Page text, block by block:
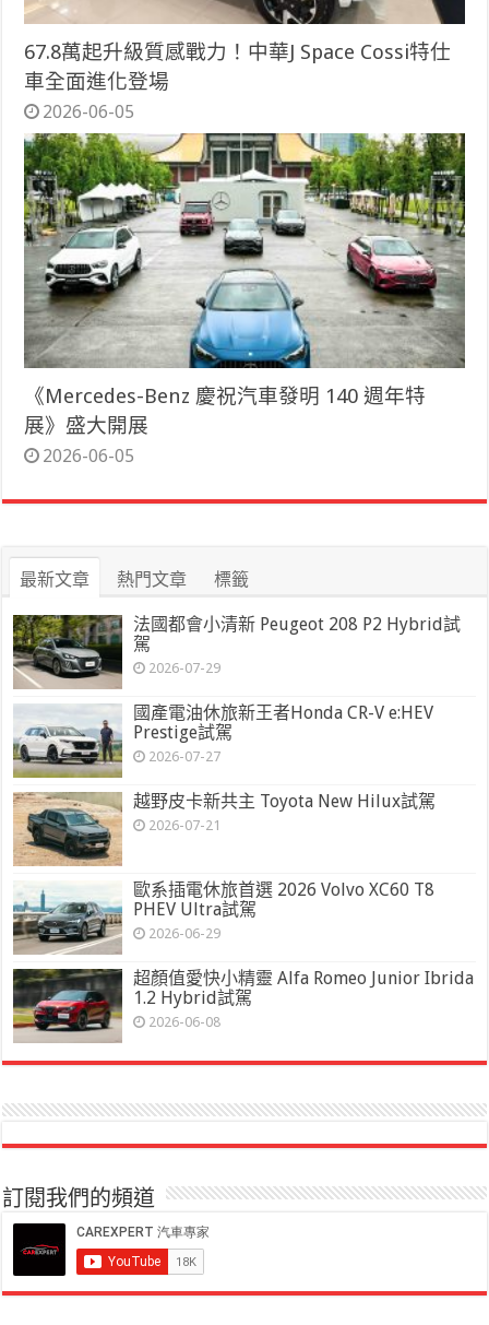
67.8萬起升級質感戰力！中華J Space Cossi特仕
車全面進化登場
2026-06-05
《Mercedes-Benz 慶祝汽車發明 140 週年特
展》盛大開展
2026-06-05
最新文章 熱門文章 標籤
法國都會小清新 Peugeot 208 P2 Hybrid試
駕
2026-07-29
國產電油休旅新王者Honda CR-V e:HEV
Prestige試駕
2026-07-27
越野皮卡新共主 Toyota New Hilux試駕
2026-07-21
歐系插電休旅首選 2026 Volvo XC60 T8
PHEV Ultra試駕
2026-06-29
超顏值愛快小精靈 Alfa Romeo Junior Ibrida
1.2 Hybrid試駕
2026-06-08
訂閱我們的頻道